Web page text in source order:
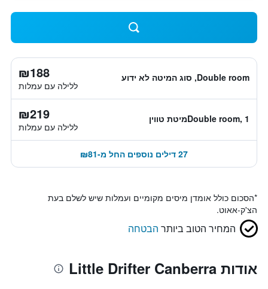
Double room, סוג המיטה לא ידוע ₪188
ללילה עם עמלות
Double room, 1מיטת טווין ₪219
ללילה עם עמלות
27 דילים נוספים החל מ-₪81
*הסכום כולל אומדן מיסים מקומיים ועמלות שיש לשלם בעת
הצ'ק-אאוט.
המחיר הטוב ביותר הבטחה
אודות Little Drifter Canberra